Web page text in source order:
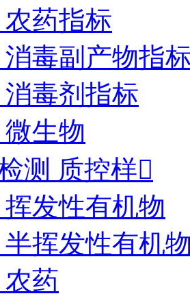
农药指标
消毒副产物指
消毒剂指标
微生物
测 质控样
挥发性有机物
半挥发性有机
农药